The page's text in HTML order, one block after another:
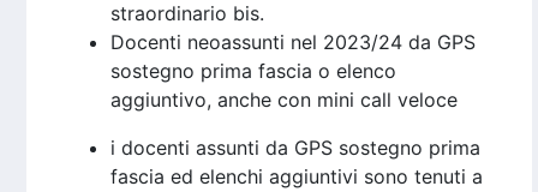
straordinario bis.
Docenti neoassunti nel 2023/24 da GPS
sostegno prima fascia o elenco
aggiuntivo, anche con mini call veloce
i docenti assunti da GPS sostegno prima
fascia ed elenchi aggiuntivi sono tenuti a